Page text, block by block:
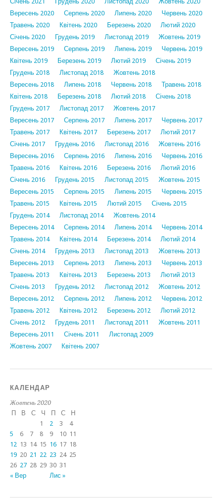
Вересень 2020
Серпень 2020 Липень 2020
Червень 2020
Травень 2020
Квітень 2020 Березень 2020
Лютий 2020
Січень 2020
Грудень 2019 Листопад 2019
Жовтень 2019
Вересень 2019
Серпень 2019 Липень 2019
Червень 2019
Квітень 2019
Березень 2019 Лютий 2019
Січень 2019
Грудень 2018
Листопад 2018
Жовтень 2018
Вересень 2018
Липень 2018 Червень 2018
Травень 2018
Квітень 2018
Березень 2018 Лютий 2018
Січень 2018
Грудень 2017
Листопад 2017
Жовтень 2017
Вересень 2017
Серпень 2017 Липень 2017
Червень 2017
Травень 2017
Квітень 2017 Березень 2017
Лютий 2017
Січень 2017
Грудень 2016 Листопад 2016
Жовтень 2016
Вересень 2016
Серпень 2016 Липень 2016
Червень 2016
Травень 2016
Квітень 2016 Березень 2016
Лютий 2016
Січень 2016
Грудень 2015 Листопад 2015
Жовтень 2015
Вересень 2015
Серпень 2015 Липень 2015
Червень 2015
Травень 2015
Квітень 2015 Лютий 2015
Січень 2015
Грудень 2014
Листопад 2014
Жовтень 2014
Вересень 2014
Серпень 2014 Липень 2014
Червень 2014
Травень 2014
Квітень 2014 Березень 2014
Лютий 2014
Січень 2014
Грудень 2013 Листопад 2013
Жовтень 2013
Вересень 2013
Серпень 2013 Липень 2013
Червень 2013
Травень 2013
Квітень 2013 Березень 2013
Лютий 2013
Січень 2013
Грудень 2012 Листопад 2012
Жовтень 2012
Вересень 2012
Серпень 2012 Липень 2012
Червень 2012
Травень 2012
Квітень 2012 Березень 2012
Лютий 2012
Січень 2012
Грудень 2011 Листопад 2011
Жовтень 2011
Вересень 2011
Січень 2011
Листопад 2009
Жовтень 2007
Квітень 2007
КАЛЕНДАР
Жовтень 2020
П
В С Ч П С Н
« Вер Лис »
1 2 3
4
5
6 7 8 9 10 11
12 13 14 15 16 17 18
19 20 21 22 23 24 25
26 27 28 29 30 31